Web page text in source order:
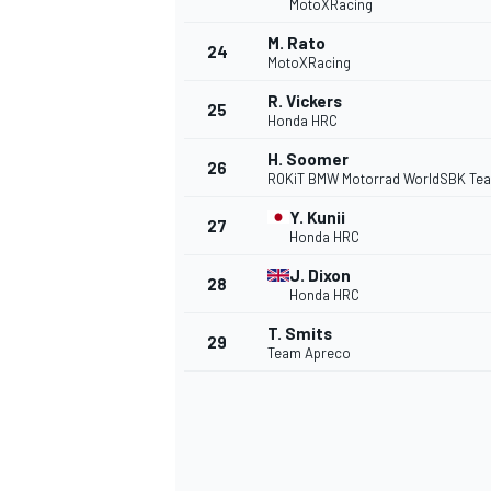
MotoXRacing
24 M. Rato
MotoXRacing
25 R. Vickers
Honda HRC
26 H. Soomer
ROKiT BMW Motorrad WorldSBK
27 Y. Kunii
Honda HRC
28 J. Dixon
Honda HRC
29 T. Smits
Team Apreco